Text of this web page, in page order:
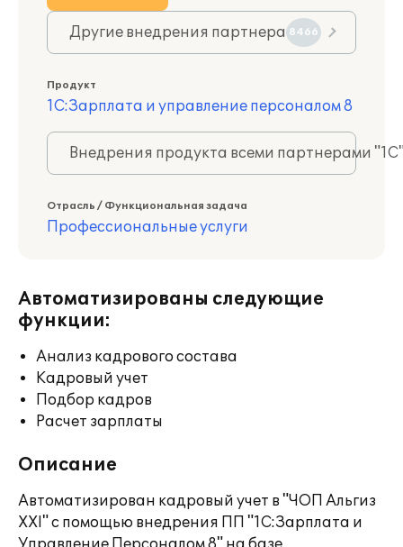
Другие внедрения партнера 8466
Продукт
1С:Зарплата и управление персоналом 8
Внедрения продукта всеми партнерами
Отрасль / Функциональная задача
Профессиональные услуги
Автоматизированы следующие
функции:
Анализ кадрового состава
Кадровый учет
Подбор кадров
Расчет зарплаты
Описание
Автоматизирован кадровый учет в "ЧОП Альгиз
XXI" с помощью внедрения ПП "1С:Зарплата и